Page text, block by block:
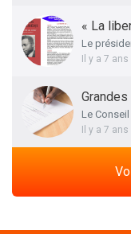
Le
Il y a 7 ans
Grandes décisions du
Le
Il y a 7 ans